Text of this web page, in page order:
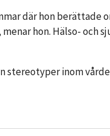
där hon berättade
hon. Hälso- och
inom